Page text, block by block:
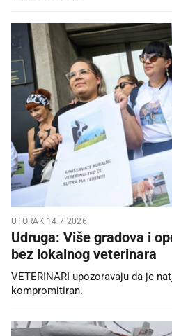
UTORAK 14.7.2026.
Udruga: Više gradova i
bez lokalnog veterinara
VETERINARI upozoravaju da je
kompromitiran.